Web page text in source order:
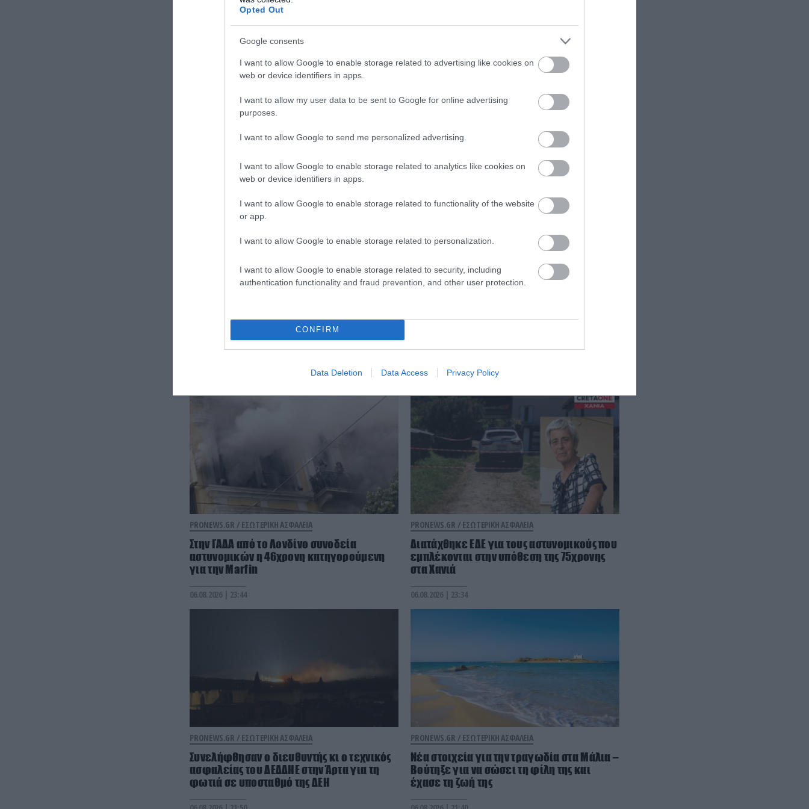
Opted Out
Google consents
I want to allow Google to enable storage related to advertising like cookies on
web or device identifiers in apps.
I want to allow my user data to be sent to Google for online advertising
purposes.
I want to allow Google to send me personalized advertising.
I want to allow Google to enable storage related to analytics like cookies on
web or device identifiers in apps.
I want to allow Google to enable storage related to functionality of the website
or app.
I want to allow Google to enable storage related to personalization.
I want to allow Google to enable storage related to security, including
authentication functionality and fraud prevention, and other user protection.
CONFIRM
Data Deletion Data Access Privacy Policy
Δείτε μας ζωντανά στο
Εσωτερική Ασφάλεια
PRONEWS.GR / ΕΣΩΤΕΡΙΚΗ ΑΣΦΑΛΕΙΑ
Στην ΓΑΔΑ από το Λονδίνο συνοδεία
αστυνομικών η 46χρονη κατηγορούμενη
για την Marfin
06.08.2026 | 23:44
PRONEWS.GR / ΕΣΩΤΕΡΙΚΗ ΑΣΦΑΛΕΙΑ
Διατάχθηκε ΕΔΕ για τους αστυνομικούς που
εμπλέκονται στην υπόθεση της 75χρονης
στα Χανιά
06.08.2026 | 23:34
PRONEWS.GR / ΕΣΩΤΕΡΙΚΗ ΑΣΦΑΛΕΙΑ
Συνελήφθησαν ο διευθυντής κι ο τεχνικός
ασφαλείας του ΔΕΔΔΗΕ στην Άρτα για τη
φωτιά σε υποσταθμό της ΔΕΗ
PRONEWS.GR / ΕΣΩΤΕΡΙΚΗ ΑΣΦΑΛΕΙΑ
Νέα στοιχεία για την τραγωδία στα Μάλια –
Βούτηξε για να σώσει τη φίλη της και
έχασε τη ζωή της